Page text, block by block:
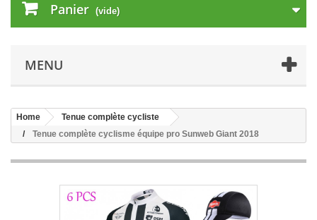
Panier (vide)
MENU
Home
Tenue complète cycliste
Tenue complète cyclisme équipe pro Sunweb Giant 2018